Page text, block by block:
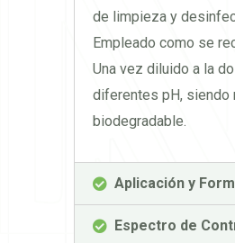
de limpieza y
Empleado como se
Una vez diluido a la
diferentes pH, siendo
biodegradable.
Aplicación y
Espectro de